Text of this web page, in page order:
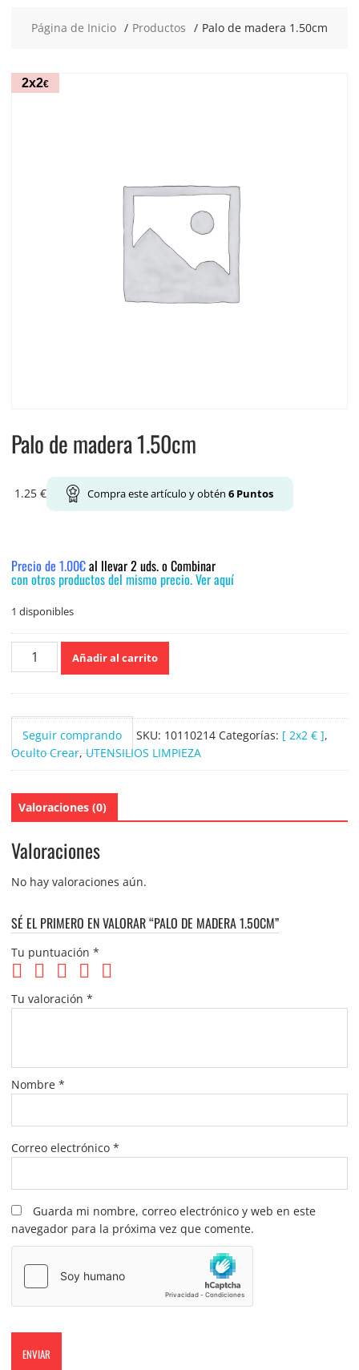
Página de Inicio Productos Palo de madera 1.50cm
2x2€
Palo de madera 1.50cm
1.25 € Compra este artículo y obtén 6Puntos
Precio de 1.00€al llevar 2 uds. o Combinar
con otros productos del mismo precio. Ver aquí
1 disponibles
cantidad
Añadir al carrito
Seguir comprando SKU: 10110214 Categorías: [ 2x2 € ],
Oculto Crear,UTENSILIOS LIMPIEZA
Valoraciones (0)
Valoraciones
No hay valoraciones aún.
SÉ EL PRIMERO EN VALORAR “PALO DE MADERA 1.50CM”
Tu puntuación *
Tu valoración *
Nombre *
Correo electrónico *
Guarda mi nombre, correo electrónico y web en este
navegador para la próxima vez que comente.